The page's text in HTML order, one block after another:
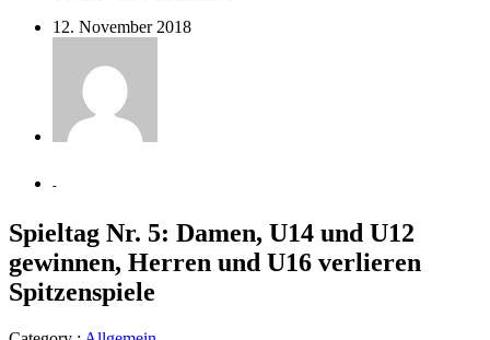
12. November 2018
-
Spieltag Nr. 5: Damen, U14 und U12
gewinnen, Herren und U16 verlieren
Spitzenspiele